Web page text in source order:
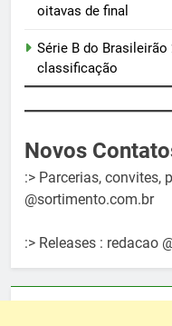
oitavas de final
Série B do
classificação
Novos
:> Parcerias, convites,
@sortimento.com.br
:> Releases : redacao